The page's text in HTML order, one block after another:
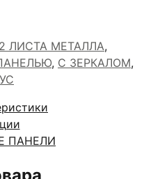
2 ЛИСТА МЕТАЛЛА,
, С ЗЕРКАЛОМ,
ПАНЕЛИ